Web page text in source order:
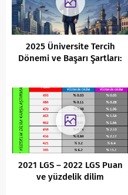
2025 Üniversite Tercih
Dönemi ve Başarı Şartları:
2021 LGS – 2022 LGS Puan
ve yüzdelik dilim